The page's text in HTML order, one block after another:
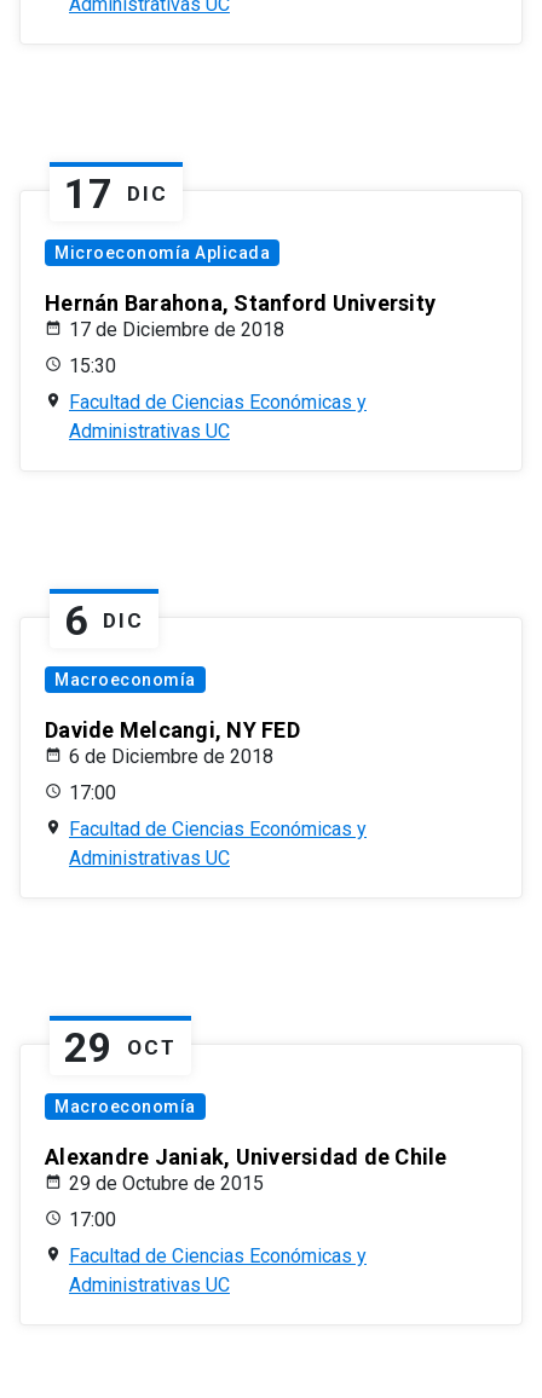
17 DIC
Microeconomía Aplicada
Hernán Barahona, Stanford University
17 de Diciembre de 2018
15:30
Facultad de Ciencias Económicas y
Administrativas UC
6 DIC
Macroeconomía
Davide Melcangi, NY FED
6 de Diciembre de 2018
17:00
Facultad de Ciencias Económicas y
Administrativas UC
29 OCT
Macroeconomía
Alexandre Janiak, Universidad de Chile
29 de Octubre de 2015
17:00
Facultad de Ciencias Económicas y
Administrativas UC